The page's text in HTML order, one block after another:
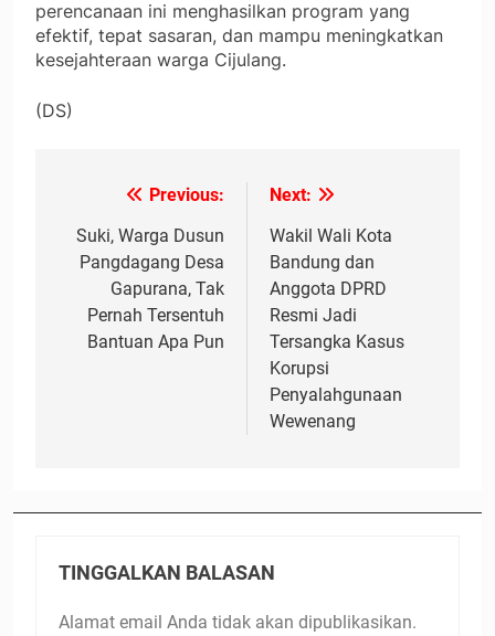
perencanaan ini menghasilkan program yang
efektif, tepat sasaran, dan mampu meningkatkan
kesejahteraan warga Cijulang.
(DS)
Navigasi
pos
Previous:
Suki, Warga Dusun
Pangdagang Desa
Gapurana, Tak
Pernah Tersentuh
Bantuan Apa Pun
Next:
Wakil Wali Kota
Bandung dan
Anggota DPRD
Resmi Jadi
Tersangka Kasus
Korupsi
Penyalahgunaan
Wewenang
TINGGALKAN BALASAN
Alamat email Anda tidak akan dipublikasikan.